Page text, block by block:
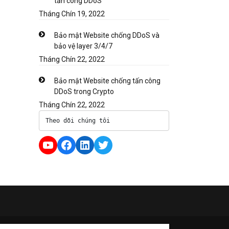
Tháng Chín 19, 2022
Bảo mật Website chống DDoS và
bảo vệ layer 3/4/7
Tháng Chín 22, 2022
Bảo mật Website chống tấn công
DDoS trong Crypto
Tháng Chín 22, 2022
Theo dõi chúng tôi
YouTube
Facebook
LinkedIn
Twitter